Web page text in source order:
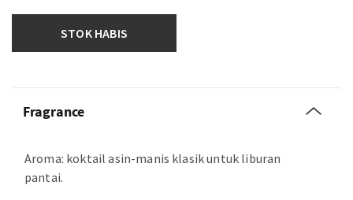
STOK HABIS
Fragrance
Aroma: koktail asin-manis klasik untuk liburan
pantai.